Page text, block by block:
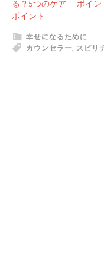
る？5つのケア
ポイント
ポイン
幸せになるために
カウンセラー, スピリ